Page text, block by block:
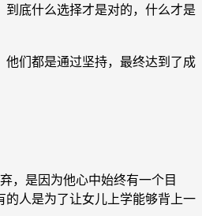
底什么选择才是对的，什么才是
他们都是通过坚持，最终达到了成
，是因为他心中始终有一个目
人是为了让女儿上学能够背上一